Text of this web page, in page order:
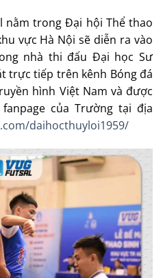
nằm trong Đại hội Thể thao
vực Hà Nội sẽ diễn ra vào
nhà thi đấu Đại học Sư
trực tiếp trên kênh Bóng đá
hình Việt Nam và được
của Trường tại địa
daihocthuyloi1959/